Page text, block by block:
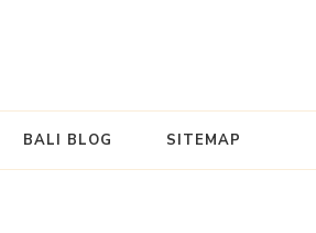
BALI BLOG SITEMAP